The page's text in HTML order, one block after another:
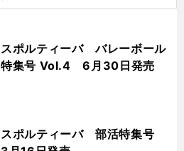
スポルティーバ バレーボール
特集号 Vol.4 6月30日発売
スポルティーバ 部活特集号